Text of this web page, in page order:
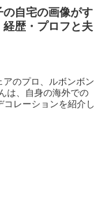
の自宅の画像がす
経歴・プロフと夫
のプロ、ルボンボン
は、自身の海外での
レーションを紹介し